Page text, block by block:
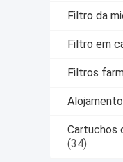
Filtro da
Filtro em
Filtros
Cartuchos
(34)